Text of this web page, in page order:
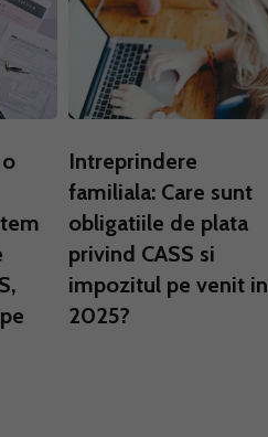
Intreprindere
familiala: Care sunt
obligatiile de plata
privind CASS si
impozitul pe venit in
2025?